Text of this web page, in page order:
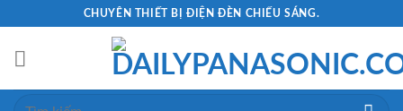
content
CHUYÊN THIẾT BỊ ĐIỆN ĐÈN CHIẾU SÁNG.
Tìm